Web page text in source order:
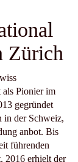
Zürich
Pionier im
gegründet
in der Schweiz,
anbot. Bis
führenden
2016 erhielt der